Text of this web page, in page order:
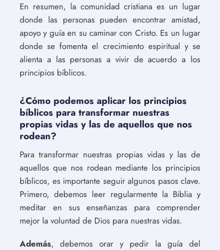
En resumen, la comunidad cristiana es un lugar
donde las personas pueden encontrar amistad,
apoyo y guía en su caminar con Cristo. Es un lugar
donde se fomenta el crecimiento espiritual y se
alienta a las personas a vivir de acuerdo a los
principios bíblicos.
¿Cómo podemos aplicar los principios
bíblicos para transformar nuestras
propias vidas y las de aquellos que nos
rodean?
Para transformar nuestras propias vidas y las de
aquellos que nos rodean mediante los principios
bíblicos, es importante seguir algunos pasos clave.
Primero, debemos leer regularmente la Biblia y
meditar en sus enseñanzas para comprender
mejor la voluntad de Dios para nuestras vidas.
Además, debemos orar y pedir la guía del